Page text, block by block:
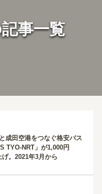
事一覧
成田空港をつなぐ格安バス
TYO-NRT」が1,000円
。2021年3月から